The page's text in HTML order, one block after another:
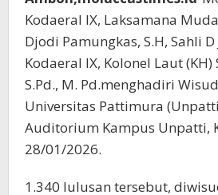
Kodaeral lX, Laksamana
Djodi Pamungkas, S.H, Sahli
Kodaeral lX, Kolonel Laut
S.Pd., M. Pd.menghadiri
Universitas Pattimura
Auditorium Kampus Unpatti,
28/01/2026.
1.340 lulusan tersebut,